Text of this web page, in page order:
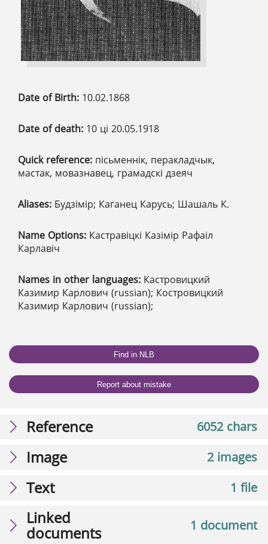
Date of Birth: 10.02.1868
Date of death: 10 ці 20.05.1918
Quick reference: пісьменнік, перакладчык,
мастак, мовазнавец, грамадскі дзеяч
Aliases: Будзімір; Каганец Карусь; Шашаль К.
Name Options: Кастравіцкі Казімір Рафаіл
Карлавіч
Names in other languages: Кастровицкий
Казимир Карлович (russian); Костровицкий
Казимир Карлович (russian);
Find in NLB
Report about mistake
6052 chars
Reference
2 images
Image
1 file
Text
1 document
Linked
documents